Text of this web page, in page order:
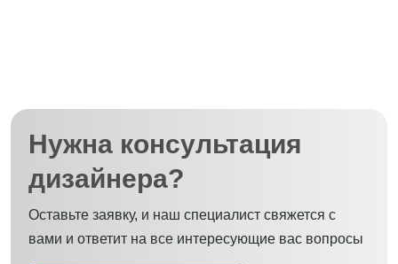
Нужна консультация
дизайнера?
Оставьте заявку, и наш специалист свяжется с
вами и ответит на все интересующие вас вопросы